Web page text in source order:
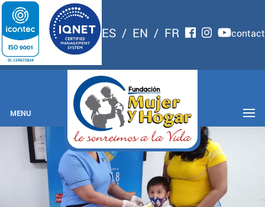
ES / EN / FR
MENU